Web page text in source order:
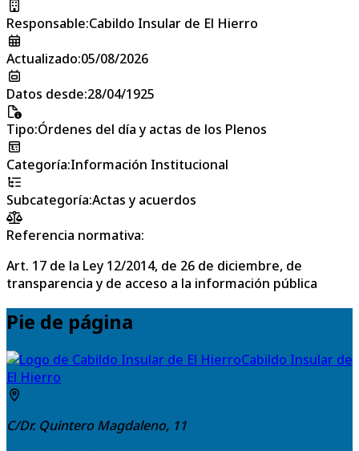
Responsable:Cabildo Insular de El Hierro
Actualizado:05/08/2026
Datos desde:28/04/1925
Tipo:Órdenes del día y actas de los Plenos
Categoría:Información Institucional
Subcategoría:Actas y acuerdos
Referencia normativa:
Art. 17 de la Ley 12/2014, de 26 de diciembre, de
transparencia y de acceso a la información pública
Pie de página
Cabildo Insular de
El Hierro
C/Dr. Quintero Magdaleno, 11